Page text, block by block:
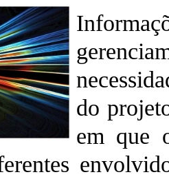
do
em que